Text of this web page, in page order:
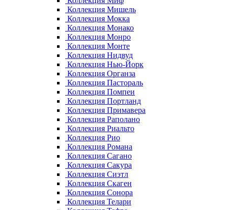
Коллекция Мишель
Коллекция Мокка
Коллекция Монако
Коллекция Монро
Коллекция Монте
Коллекция Нидвуд
Коллекция Нью-Йорк
Коллекция Органза
Коллекция Пастораль
Коллекция Помпеи
Коллекция Портланд
Коллекция Примавера
Коллекция Раполано
Коллекция Риальто
Коллекция Рио
Коллекция Романа
Коллекция Сагано
Коллекция Сакура
Коллекция Сиэтл
Коллекция Скаген
Коллекция Сонора
Коллекция Телари